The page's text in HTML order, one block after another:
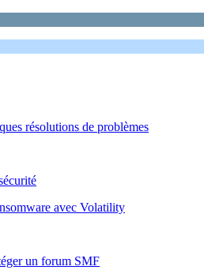
résolutions de problèmes
avec Volatility
un forum SMF